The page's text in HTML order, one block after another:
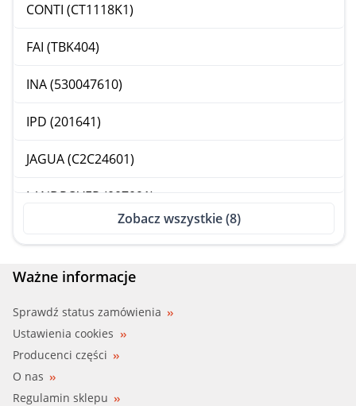
CONTI (CT1118K1)
FAI (TBK404)
INA (530047610)
IPD (201641)
JAGUA (C2C24601)
LANDROVER (007091)
Zobacz wszystkie (8)
Ważne informacje
Sprawdź status zamówienia
Ustawienia cookies
Producenci części
O nas
Regulamin sklepu